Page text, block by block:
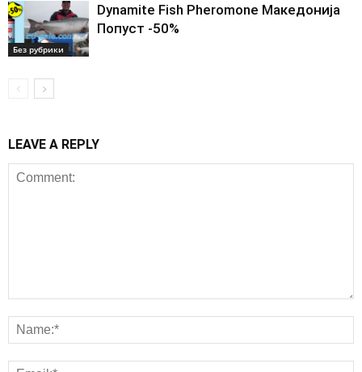
Без рубрики
Dynamite Fish Pheromone Македонија
Попуст -50%
LEAVE A REPLY